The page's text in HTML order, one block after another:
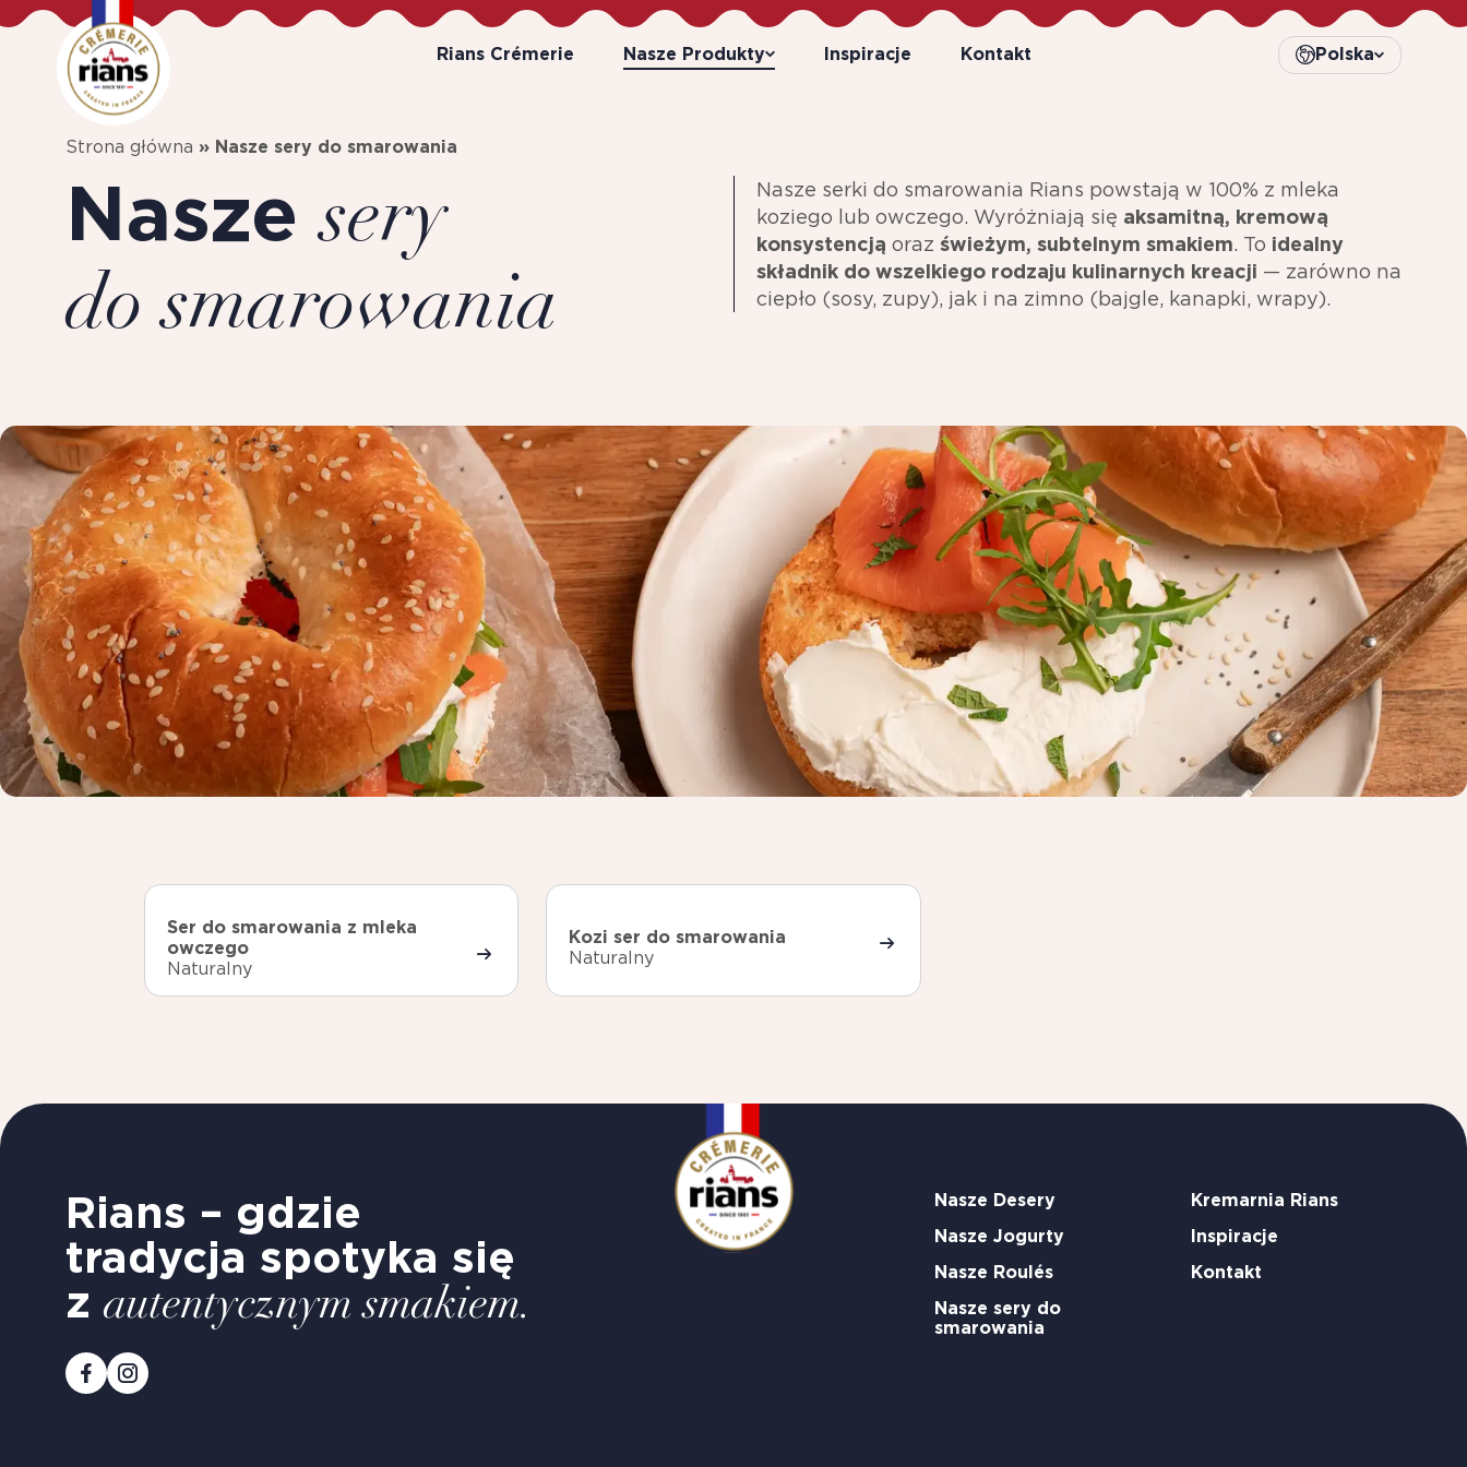
Rians Crémerie Nasze Produkty Inspiracje Kontakt Polska
Strona główna » Nasze sery do smarowania
Naszesery
do smarowania
Nasze serki do smarowania Rians powstają w 100% z mleka
koziego lub owczego. Wyróżniają się aksamitną, kremową
konsystencją oraz świeżym, subtelnym smakiem. To idealny
składnik do wszelkiego rodzaju kulinarnych kreacji — zarówno na
ciepło (sosy, zupy), jak i na zimno (bajgle, kanapki, wrapy).
Ser do smarowania z mleka
owczego
Naturalny
Kozi ser do smarowania
Naturalny
Rians – gdzie
tradycja spotyka się
z autentycznym smakiem.
Nasze Desery
Kremarnia Rians
Nasze Jogurty
Inspiracje
Nasze Roulés
Kontakt
Nasze sery do
smarowania